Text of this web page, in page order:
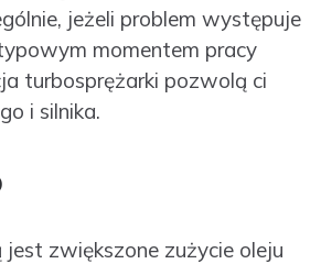
jeżeli problem występuje
momentem pracy
turbosprężarki pozwolą ci
i silnika.
zwiększone zużycie oleju